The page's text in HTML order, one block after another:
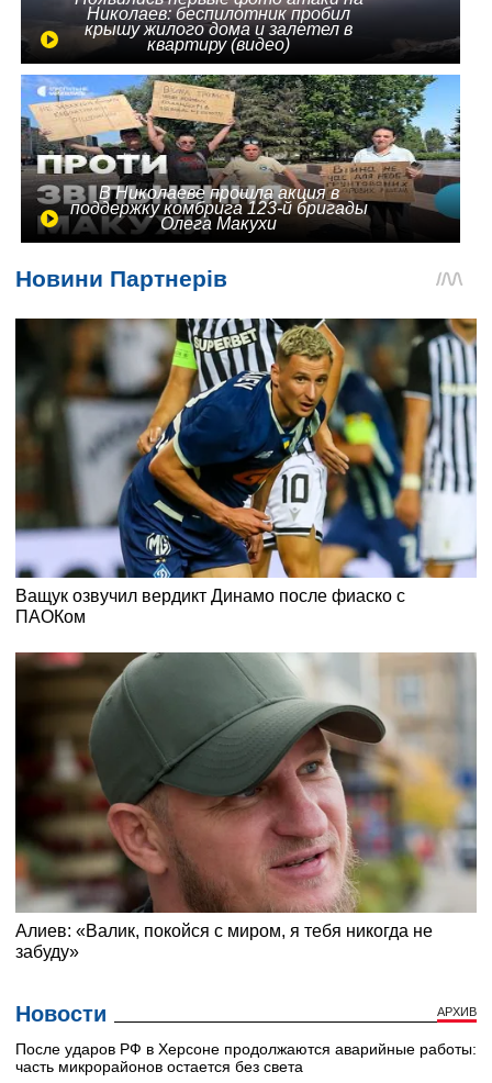
Николаев: беспилотник пробил
крышу жилого дома и залетел в
квартиру (видео)
В Николаеве прошла акция в
поддержку комбрига 123-й бригады
Олега Макухи
Новости АРХИВ
После ударов РФ в Херсоне продолжаются аварийные работы:
часть микрорайонов остается без света